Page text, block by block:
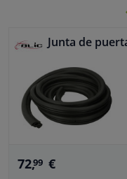
Junta de
72,99 €